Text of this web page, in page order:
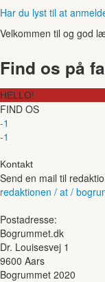
Har du lyst til at
Velkommen til og god
Find os på
HELLO!
FIND OS
-1
-1
Kontakt
Send en mail til
redaktionen / at /
Postadresse:
Bogrummet.dk
Dr. Louisesvej 1
9600 Aars
Bogrummet 2020